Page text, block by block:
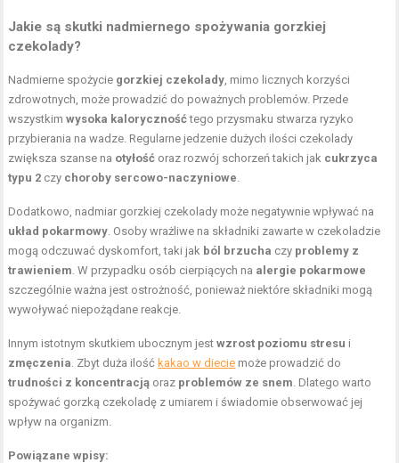
Jakie są skutki nadmiernego spożywania gorzkiej
czekolady?
Nadmierne spożycie gorzkiej czekolady , mimo licznych korzyści
zdrowotnych, może prowadzić do poważnych problemów. Przede
wszystkimwysoka kalorycznośćtego przysmaku stwarza ryzyko
przybierania na wadze. Regularne jedzenie dużych ilości czekolady
zwiększa szanse na otyłość oraz rozwój schorzeń takich jak cukrzyca
typu 2 czy choroby sercowo-naczyniowe
Dodatkowo, nadmiar gorzkiej czekolady może negatywnie wpływać na
układ pokarmowy . Osoby wrażliwe na składniki zawarte w czekoladzie
mogą odczuwać dyskomfort, taki jak ból brzucha czy problemy z
trawieniem . W przypadku osób cierpiących na alergie pokarmowe
szczególnie ważna jest ostrożność, ponieważ niektóre składniki mogą
wywoływać niepożądane reakcje.
Innym istotnym skutkiem ubocznym jestwzrost poziomu stresu i
zmęczenia . Zbyt duża ilość kakao w diecie może prowadzić do
trudności z koncentracją oraz problemów ze snem . Dlatego warto
spożywać gorzką czekoladę z umiarem i świadomie obserwować jej
wpływ na organizm.
Powiązane wpisy: